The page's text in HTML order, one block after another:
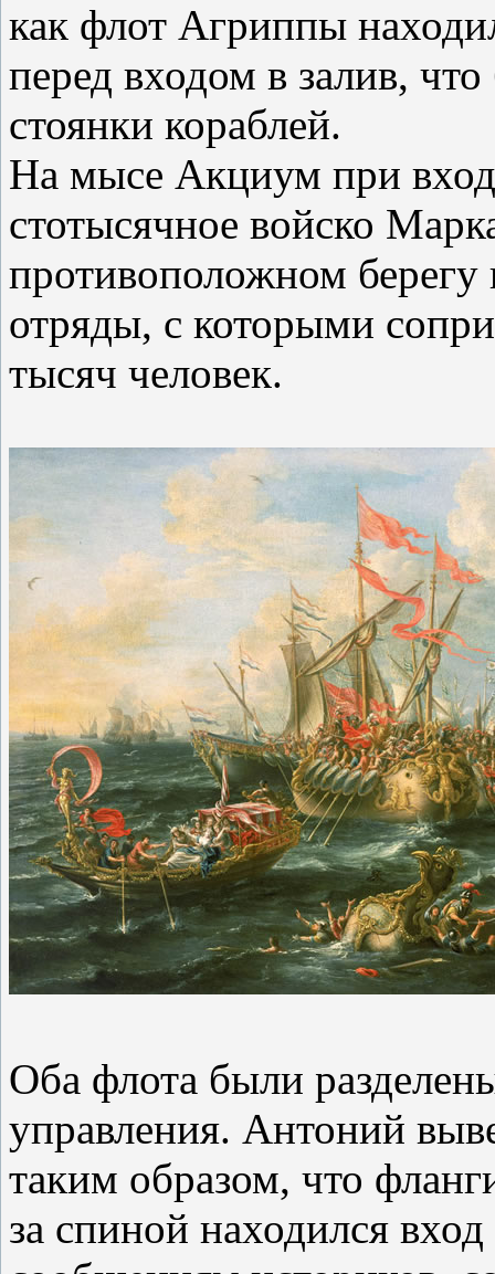
как флот Агриппы
перед входом в залив,
стоянки кораблей.
На мысе Акциум при
стотысячное войско
противоположном берегу
отряды, с которыми
тысяч человек.
Оба флота были
управления. Антоний
таким образом, что
за спиной находился